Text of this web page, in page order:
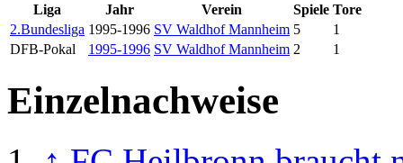
Liga Jahr Verein Spiele Tore
2.Bundesliga 1995-1996 SV Waldhof Mannheim 5
1
DFB-Pokal
1995-1996 SV Waldhof Mannheim 2 1
Einzelnachweise